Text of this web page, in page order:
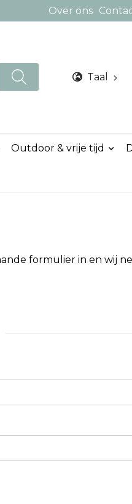
Over ons
Taal
Outdoor & vrije tijd
formulier in en wij